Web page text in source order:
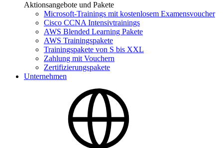
Aktionsangebote und Pakete
Microsoft-Trainings mit kostenlosem Examensvoucher
Cisco CCNA Intensivtrainings
AWS Blended Learning Pakete
AWS Trainingspakete
Trainingspakete von S bis XXL
Zahlung mit Vouchern
Zertifizierungspakete
Unternehmen